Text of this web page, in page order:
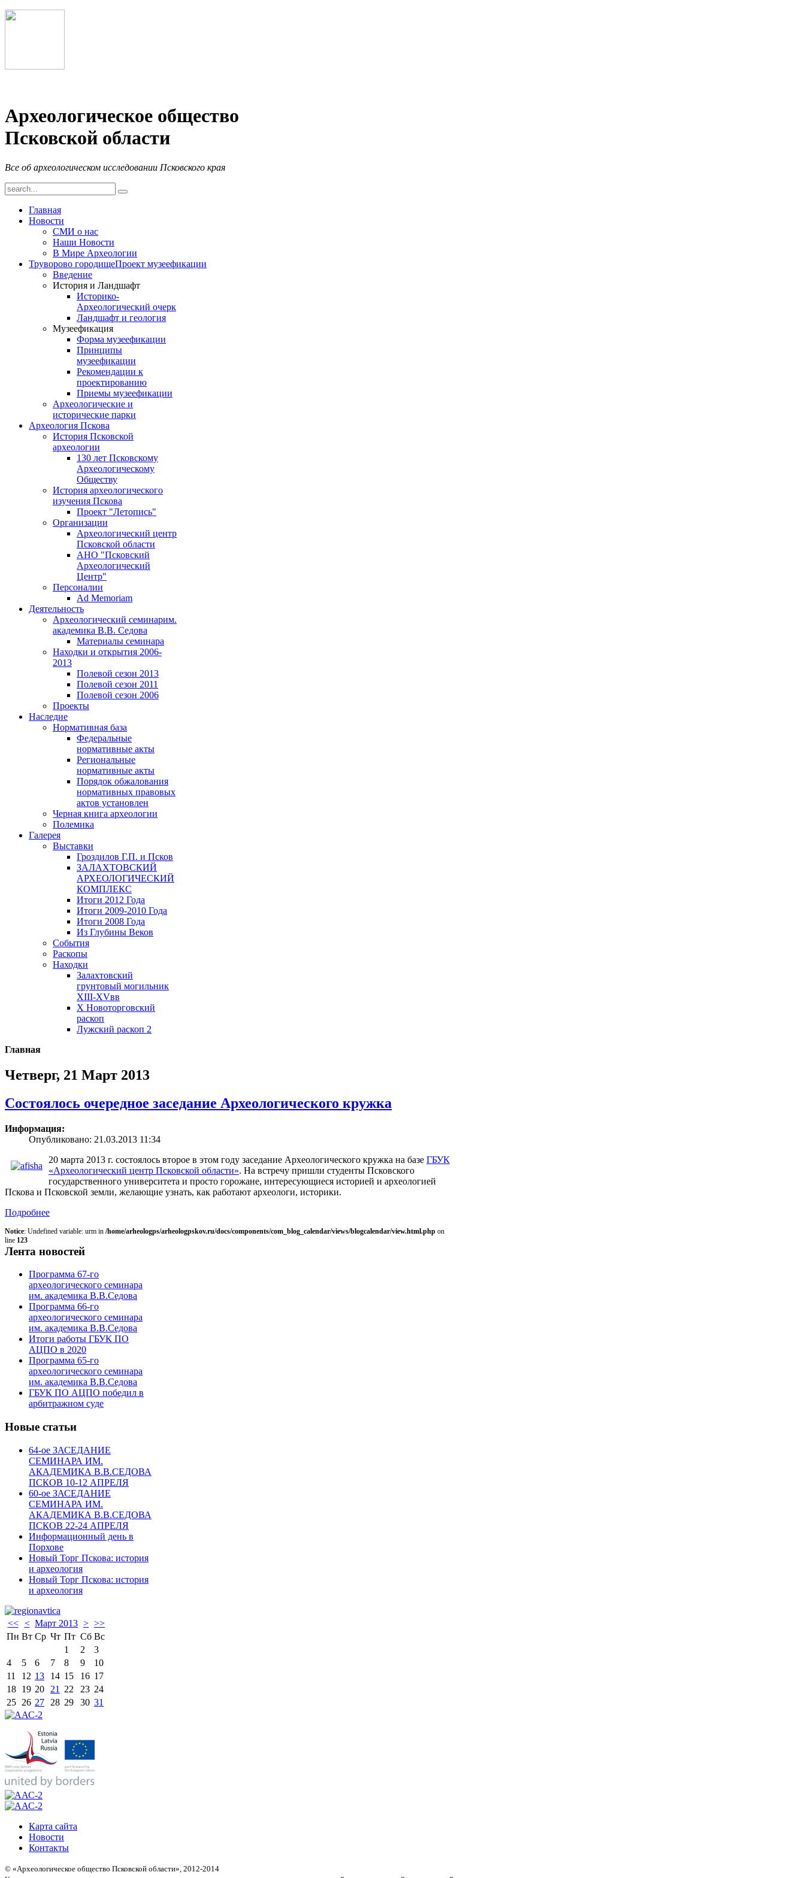
Археологическое общество
Псковской области
Все об археологическом исследовании Псковского края
Главная
Новости
СМИ о нас
Наши Новости
В Мире Археологии
Труворово городищеПроект музеефикации
Введение
История и Ландшафт
Историко-
Археологический очерк
Ландшафт и геология
Музеефикация
Форма музеефикации
Принципы
музеефикации
Рекомендации к
проектированию
Приемы музеефикации
Археологические и
исторические парки
Археология Пскова
История Псковской
археологии
130 лет Псковскому
Археологическому
Обществу
История археологического
изучения Пскова
Проект "Летопись"
Организации
Археологический центр
Псковской области
АНО "Псковский
Археологический
Центр"
Персоналии
Ad Memoriam
Деятельность
Археологический семинарим.
академика В.В. Седова
Материалы семинара
Находки и открытия 2006-
2013
Полевой сезон 2013
Полевой сезон 2011
Полевой сезон 2006
Проекты
Наследие
Нормативная база
Федеральные
нормативные акты
Региональные
нормативные акты
Порядок обжалования
нормативных правовых
актов установлен
Черная книга археологии
Полемика
Галерея
Выставки
Гроздилов Г.П. и Псков
ЗАЛАХТОВСКИЙ
АРХЕОЛОГИЧЕСКИЙ
КОМПЛЕКС
Итоги 2012 Года
Итоги 2009-2010 Года
Итоги 2008 Года
Из Глубины Веков
События
Раскопы
Находки
Залахтовский
грунтовый могильник
XIII-XVвв
X Новоторговский
раскоп
Лужский раскоп 2
Главная
Четверг, 21 Март 2013
Состоялось очередное заседание Археологического кружка
Информация:
Опубликовано: 21.03.2013 11:34
20 марта 2013 г. состоялось второе в этом году заседание Археологического кружка на базе ГБУК
«Археологический центр Псковской области». На встречу пришли студенты Псковского
государственного университета и просто горожане, интересующиеся историей и археологией
Пскова и Псковской земли, желающие узнать, как работают археологи, историки.
Подробнее
Notice: Undefined variable: urm in /home/arheologps/arheologpskov.ru/docs/components/com_blog_calendar/views/blogcalendar/view.html.php on
line 123
Лента новостей
Программа 67-го
археологического семинара
им. академика В.В.Седова
Программа 66-го
археологического семинара
им. академика В.В.Седова
Итоги работы ГБУК ПО
АЦПО в 2020
Программа 65-го
археологического семинара
им. академика В.В.Седова
ГБУК ПО АЦПО победил в
арбитражном суде
Новые статьи
64-ое ЗАСЕДАНИЕ
СЕМИНАРА ИМ.
АКАДЕМИКА В.В.СЕДОВА
ПСКОВ 10-12 АПРЕЛЯ
60-ое ЗАСЕДАНИЕ
СЕМИНАРА ИМ.
АКАДЕМИКА В.В.СЕДОВА
ПСКОВ 22-24 АПРЕЛЯ
Информационный день в
Порхове
Новый Торг Пскова: история
и археология
Новый Торг Пскова: история
и археология
<< < Март 2013 > >>
Пн Вт Ср Чт Пт Сб Вс
1
2
3
4
5 6 7 8 9
10
11
12 13 14 15 16 17
18 19 20 21 22 23 24
25 26 27 28 29 30 31
Карта сайта
Новости
Контакты
© «Археологическое общество Псковской области», 2012-2014